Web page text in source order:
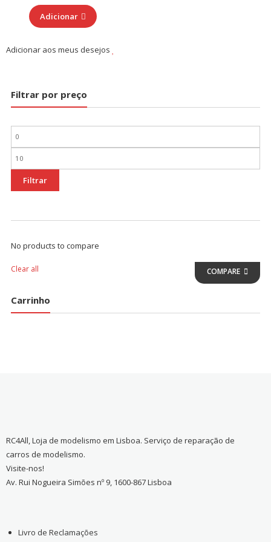
Adicionar
Adicionar aos meus desejos
Filtrar por preço
Preço
mínimo
Preço
máximo
Filtrar
No products to compare
Clear all COMPARE
Carrinho
RC4All, Loja de modelismo em Lisboa. Serviço de reparação de
carros de modelismo.
Visite-nos!
Av. Rui Nogueira Simões nº 9, 1600-867 Lisboa
Livro de Reclamações